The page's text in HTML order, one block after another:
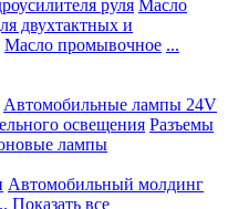
руля Масло
двухтактных и
Масло промывочное ...
Автомобильные лампы 24V
освещения Разъемы
лампы
Автомобильный молдинг
Показать все